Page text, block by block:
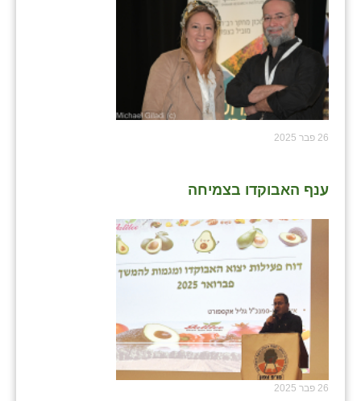
26 פבר 2025
ענף האבוקדו בצמיחה
26 פבר 2025